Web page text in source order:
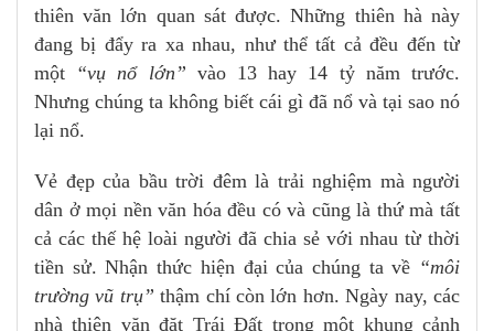
thiên văn lớn quan sát được. Những thiên hà này
đang bị đẩy ra xa nhau, như thể tất cả đều đến từ
một “vụ nổ lớn” vào 13 hay 14 tỷ năm trước.
Nhưng chúng ta không biết cái gì đã nổ và tại sao nó
lại nổ.
Vẻ đẹp của bầu trời đêm là trải nghiệm mà người
dân ở mọi nền văn hóa đều có và cũng là thứ mà tất
cả các thế hệ loài người đã chia sẻ với nhau từ thời
tiền sử. Nhận thức hiện đại của chúng ta về “môi
trường vũ trụ” thậm chí còn lớn hơn. Ngày nay, các
nhà thiên văn đặt Trái Đất trong một khung cảnh